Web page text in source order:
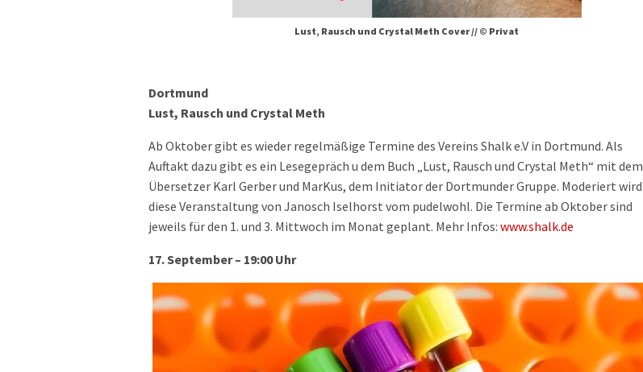
Lust, Rausch und Crystal Meth Cover // © Privat
Dortmund
Lust, Rausch und Crystal Meth
Ab Oktober gibt es wieder regelmäßige Termine des Vereins Shalk e.V in Dortmund. Als
Auftakt dazu gibt es ein Lesegepräch u dem Buch „Lust, Rausch und Crystal Meth“ mit dem
Übersetzer Karl Gerber und MarKus, dem Initiator der Dortmunder Gruppe. Moderiert wird
diese Veranstaltung von Janosch Iselhorst vom pudelwohl. Die Termine ab Oktober sind
jeweils für den 1. und 3. Mittwoch im Monat geplant. Mehr Infos: www.shalk.de
17. September – 19:00 Uhr